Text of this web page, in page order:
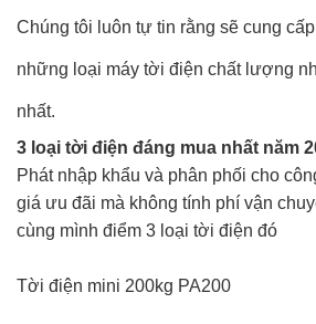
Chúng tôi luôn tự tin rằng sẽ cung
những loại máy tời điện chất lượng
nhất.
3 loại tời điện đáng mua nhất năm
Phát nhập khẩu và phân phối cho
giá ưu đãi mà không tính phí vận
cùng mình điểm 3 loại tời điện đó
Tời điện mini 200kg PA200